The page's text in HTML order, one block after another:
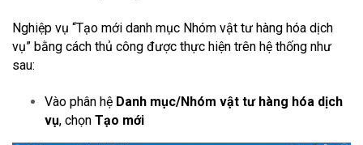
Nghiệp vụ “Tạo mới danh mục Nhóm vật tư hàng hóa dịch
vụ” bằng cách thủ công được thực hiện trên hệ thống như
sau:
Vào phân hệ Danh mục/Nhóm vật tư hàng hóa dịch
vụ, chọn Tạo mới